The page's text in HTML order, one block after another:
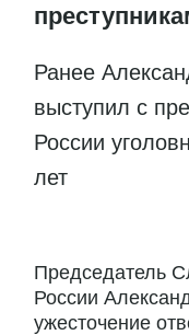
Ранее
выступил с
России
лет
Председатель
России
ужесточение